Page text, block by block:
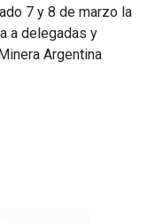
7 y 8 de marzo la
a delegadas y
Argentina